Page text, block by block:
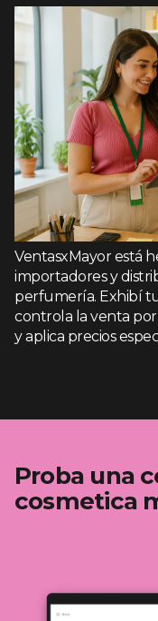
VentasxMayor está
importadores y
perfumería. Exhibí
controla la venta
y aplica precios
Proba una
cosmetica